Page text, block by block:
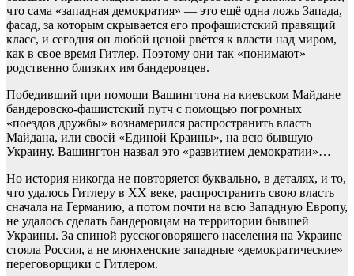
что сама «западная демократия» — это ещё одна ложь Запада,
фасад, за которым скрывается его профашистский правящий
класс, и сегодня он любой ценой рвётся к власти над миром,
как в свое время Гитлер. Поэтому они так «понимают»
родственно близких им бандеровцев.
Победивший при помощи Вашингтона на киевском Майдане
бандеровско-фашистский путч с помощью погромных
«поездов дружбы» вознамерился распространить власть
Майдана, или своей «Единой Краины», на всю бывшую
Украину. Вашингтон назвал это «развитием демократии»…
Но история никогда не повторяется буквально, в деталях, и то,
что удалось Гитлеру в ХХ веке, распространить свою власть
сначала на Германию, а потом почти на всю Западную Европу,
не удалось сделать бандеровцам на территории бывшей
Украины. За спиной русскоговорящего населения на Украине
стояла Россия, а не мюнхенские западные «демократические»
переговорщики с Гитлером.